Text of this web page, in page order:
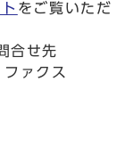
をご覧いただ
合せ先
ァクス